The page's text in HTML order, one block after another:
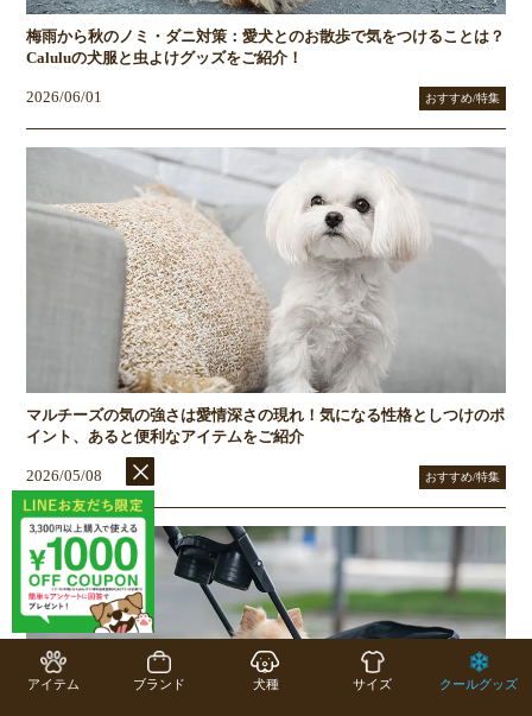
アイテム ブランド 犬種 サイズ クールグッズ
梅雨から秋のノミ・ダニ対策：愛犬とのお散歩で気をつけることは？
Caluluの犬服と虫よけグッズをご紹介！
2026/06/01 おすすめ/特集
マルチーズの気の強さは愛情深さの現れ！気になる性格としつけのポ
イント、あると便利なアイテムをご紹介
2026/05/08 おすすめ/特集